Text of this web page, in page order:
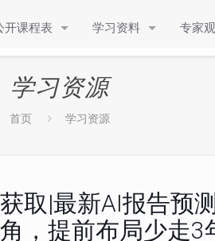
开课程表 学习资料 专家
学习资源
首页 学习资源
取|最新AI报告预
，提前布局少走3